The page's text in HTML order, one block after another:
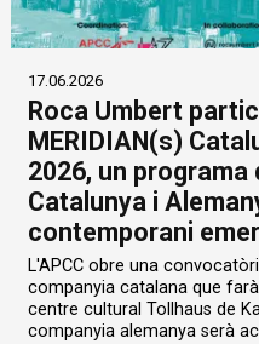
17.06.2026
Roca Umbert
MERIDIAN(s)
2026, un
Catalunya i
contemporani
L'APCC obre una
companyia catalana que
centre cultural Tollhaus de
companyia alemanya serà